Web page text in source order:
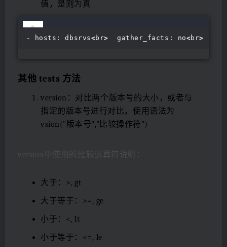
值，是则为真
- hosts: dbsrvs<br>
  gather_facts: no
<br>
其他 tests 方法
version：对比两个版本号的大小，或者与
指定的版本号进行对比，使用语法为
vsion("版本号","比较操作符")
version中使用的比较运算符说明：
大于：>, gt
大于等于：>=, ge
小于：<, lt
小于等于：<=, le